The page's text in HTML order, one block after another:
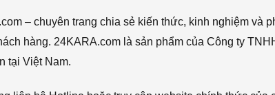
– chuyên trang chia sẻ kiến thức, kinh nghiệm và
hàng. 24KARA.com là sản phẩm của Công ty
tại Việt Nam.